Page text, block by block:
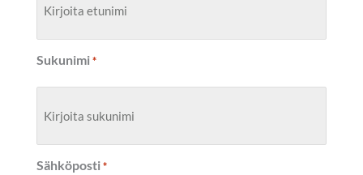
Sukunimi *
Sähköposti *